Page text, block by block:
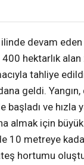
ilinde devam
hektarlık
tahliye
geldi.
ve hızla
almak için
10 metreye
hortumu